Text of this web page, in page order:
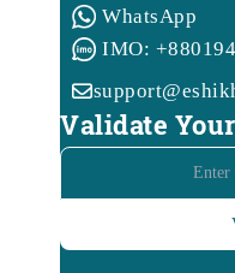
WhatsApp
IMO:
Validate